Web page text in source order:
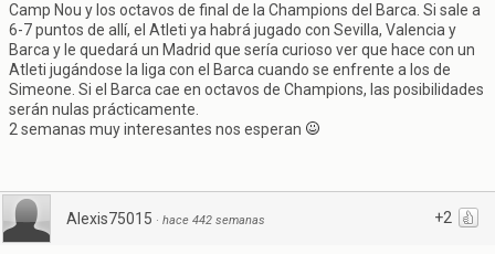
Camp Nou y los octavos de final de la Champions del Barca. Si sale a
6-7 puntos de allí, el Atleti ya habrá jugado con Sevilla, Valencia y
Barca y le quedará un Madrid que sería curioso ver que hace con un
Atleti jugándose la liga con el Barca cuando se enfrente a los de
Simeone. Si el Barca cae en octavos de Champions, las posibilidades
serán nulas prácticamente.
2 semanas muy interesantes nos esperan
+2
Alexis75015 · hace 442 semanas